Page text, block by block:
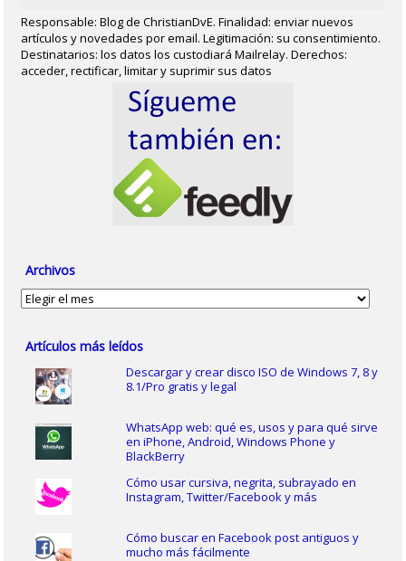
Responsable: Blog de ChristianDvE. Finalidad: enviar nuevos
artículos y novedades por email. Legitimación: su consentimiento.
Destinatarios: los datos los custodiará Mailrelay. Derechos:
acceder, rectificar, limitar y suprimir sus datos
Archivos
Archivos
Artículos más leídos
Descargar y crear disco ISO de Windows 7, 8 y
8.1/Pro gratis y legal
WhatsApp web: qué es, usos y para qué sirve
en iPhone, Android, Windows Phone y
BlackBerry
Cómo usar cursiva, negrita, subrayado en
Instagram, Twitter/Facebook y más
Cómo buscar en Facebook post antiguos y
mucho más fácilmente